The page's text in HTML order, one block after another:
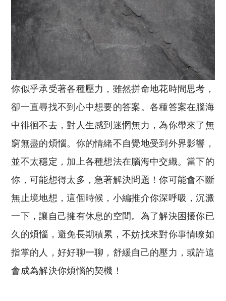
你似乎承受著各種壓力，雖然拼命地花時間思考，
卻一直尋找不到心中想要的答案。各種答案在腦海
中徘徊不去，對人生感到迷惘無力，為你帶來了無
窮無盡的煩惱。你的情緒不自覺地受到外界影響，
並不太穩定，加上各種想法在腦海中交織。當下的
你，可能想得太多，急著解決問題！你可能會不斷
無止境地想，這個時候，小編推介你深呼吸，沉澱
一下，讓自己擁有休息的空間。為了解決困擾你已
久的煩惱，避免長期積累，不妨找來對你事情瞭如
指掌的人，好好聊一聊，舒緩自己的壓力，或許這
會成為解決你煩惱的契機！